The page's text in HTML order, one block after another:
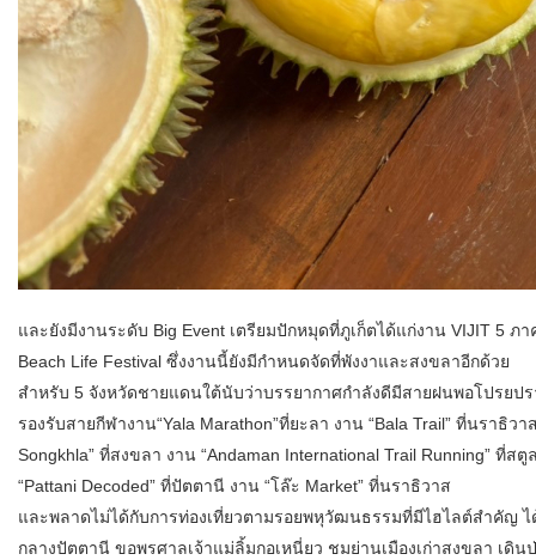
และยังมีงานระดับ Big Event เตรียมปักหมุดที่ภูเก็ตได้แก่งาน VIJIT 5 ภ
Beach Life Festival ซึ่งงานนี้ยังมีกำหนดจัดที่พังงาและสงขลาอีกด้วย
สำหรับ 5 จังหวัดชายแดนใต้นับว่าบรรยากาศกำลังดีมีสายฝนพอโปรย
รองรับสายกีฬางาน“Yala Marathon”ที่ยะลา งาน “Bala Trail” ที่นราธิว
Songkhla” ที่สงขลา งาน “Andaman International Trail Running” ที่
“Pattani Decoded” ที่ปัตตานี งาน “โล๊ะ Market” ที่นราธิวาส
และพลาดไม่ได้กับการท่องเที่ยวตามรอยพหุวัฒนธรรมที่มีไฮไลต์สำคัญ
กลางปัตตานี ขอพรศาลเจ้าแม่ลิ้มกอเหนี่ยว ชมย่านเมืองเก่าสงขลา เดิ